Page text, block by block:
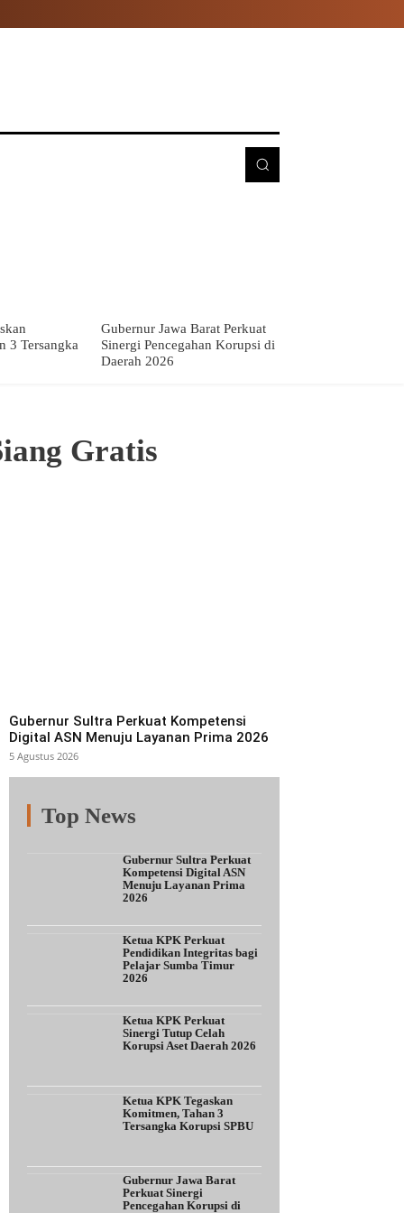
3 Tersangka
Gubernur Jawa Barat Perkuat
Sinergi Pencegahan Korupsi di
Daerah 2026
Gratis
Gubernur Sultra Perkuat Kompetensi
Digital ASN Menuju Layanan Prima 2026
5 Agustus 2026
Top News
Fitur Populer
Gubernur Sultra Perkuat
Kompetensi Digital ASN
Menuju Layanan Prima
2026
Ketua KPK Perkuat
Pendidikan Integritas bagi
Pelajar Sumba Timur
2026
Ketua KPK Perkuat
Sinergi Tutup Celah
Korupsi Aset Daerah 2026
Ketua KPK Tegaskan
Komitmen, Tahan 3
Tersangka Korupsi SPBU
Gubernur Jawa Barat
Perkuat Sinergi
Pencegahan Korupsi di